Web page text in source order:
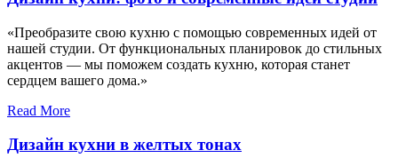
«Преобразите свою кухню с помощью современных идей от
нашей студии. От функциональных планировок до стильных
акцентов — мы поможем создать кухню, которая станет
сердцем вашего дома.»
Read More
Дизайн кухни в желтых тонах